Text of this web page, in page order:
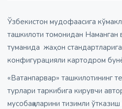
Ўзбекистон мудофаасига
ташкилоти томонидан Наманган
туманида жаҳон
конфигурацияли картодром
«Ватанпарвар» ташкилотининг
турлари таркибига кирувчи
мусобақаларини тизимли